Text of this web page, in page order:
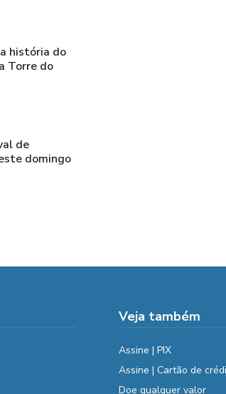
história do
Torre do
de
domingo
Veja também
Assine | PIX
Assine | Cartão de
Doe qualquer valor